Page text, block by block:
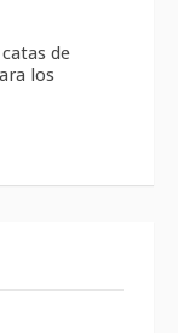
de
los